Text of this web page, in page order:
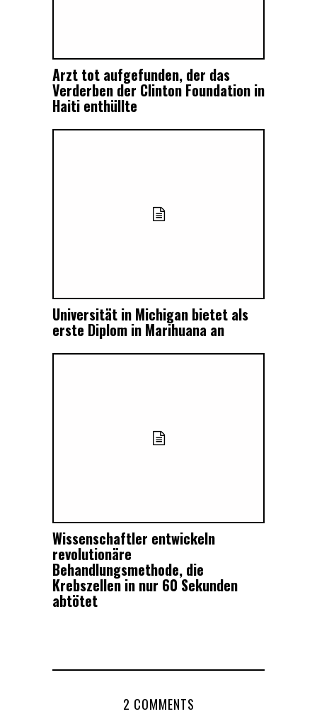
Arzt tot aufgefunden, der das
Verderben der Clinton Foundation in
Haiti enthüllte
Universität in Michigan bietet als
erste Diplom in Marihuana an
Wissenschaftler entwickeln
revolutionäre
Behandlungsmethode, die
Krebszellen in nur 60 Sekunden
abtötet
2 COMMENTS